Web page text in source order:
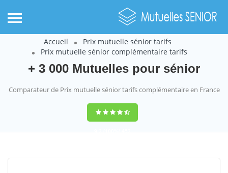
Accueil
Prix mutuelle sénior tarifs
Prix mutuelle sénior complémentaire tarifs
+ 3 000 Mutuelles pour sénior
Comparateur de Prix mutuelle sénior tarifs complémentaire en France
9,2(100%)452